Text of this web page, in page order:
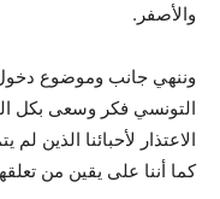
والأصفر.
وننهي جانب وموضوع دخول
التونسي فكر وسعى بكل
الاعتذار لأحبائنا الذين
كما أننا على يقين من